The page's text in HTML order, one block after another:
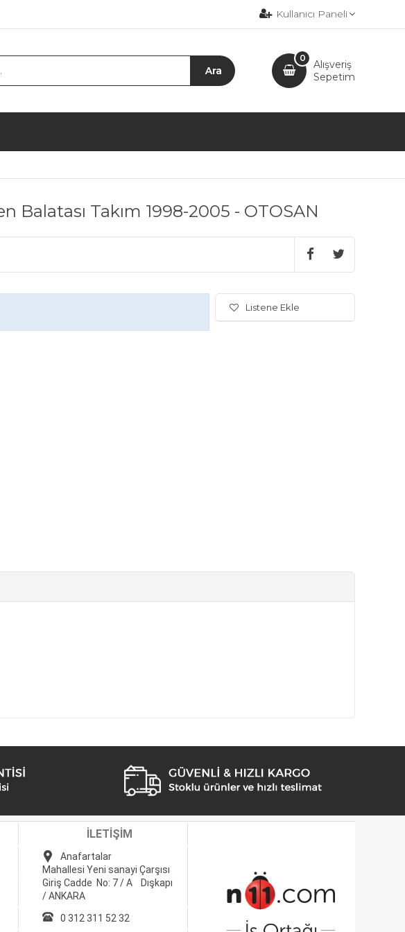
Kullanıcı Paneli
Alışveriş
Sepetim
0
Balatası Takım 1998-2005 - OTOSAN
Listene Ekle
İLETİŞİM
Anafartalar
Mahallesi Yeni sanayi Çarşısı
Giriş Cadde No: 7 / A Dışkapı
/ ANKARA
0 312 311 52 32